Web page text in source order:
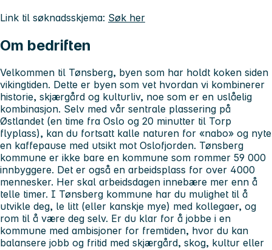
Link til søknadsskjema: Søk her
Om bedriften
Velkommen til Tønsberg, byen som har holdt koken siden
vikingtiden. Dette er byen som vet hvordan vi kombinerer
historie, skjærgård og kulturliv, noe som er en uslåelig
kombinasjon. Selv med vår sentrale plassering på
Østlandet (en time fra Oslo og 20 minutter til Torp
flyplass), kan du fortsatt kalle naturen for «nabo» og nyte
en kaffepause med utsikt mot Oslofjorden. Tønsberg
kommune er ikke bare en kommune som rommer 59 000
innbyggere. Det er også en arbeidsplass for over 4000
mennesker. Her skal arbeidsdagen innebære mer enn å
telle timer. I Tønsberg kommune har du mulighet til å
utvikle deg, le litt (eller kanskje mye) med kollegaer, og
rom til å være deg selv. Er du klar for å jobbe i en
kommune med ambisjoner for fremtiden, hvor du kan
balansere jobb og fritid med skjærgård, skog, kultur eller